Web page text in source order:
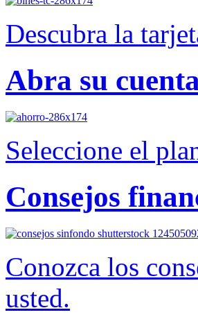
Descubra la
Abra su
Seleccione el
Consejos
Conozca los
usted.